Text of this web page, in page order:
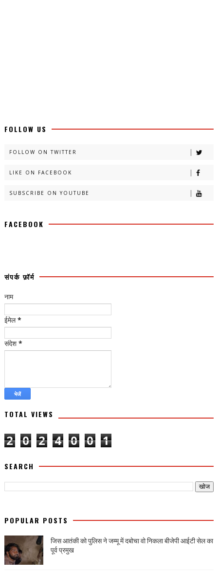
FOLLOW US
FOLLOW ON TWITTER
LIKE ON FACEBOOK
SUBSCRIBE ON YOUTUBE
FACEBOOK
संपर्क फ़ॉर्म
नाम
ईमेल*
संदेश *
TOTAL VIEWS
2 0 2 4 0 0 1
SEARCH
POPULAR POSTS
जिस आतंकी को पुलिस ने जम्मू में दबोचा वो निकला बीजेपी आईटी सेल का
पूर्व प्रमुख